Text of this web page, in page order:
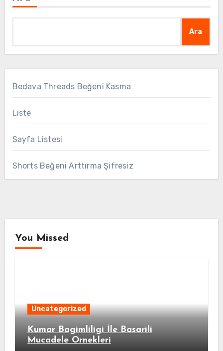
Ara
Bedava Threads Beğeni Kasma
Liste
Sayfa Listesi
Shorts Beğeni Arttırma Şifresiz
You Missed
Uncategorized
Kumar Bagimliligi İle Basarili
Mucadele Ornekleri